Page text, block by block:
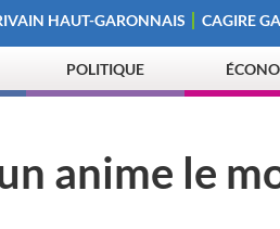
HAUT-GARONNAIS CAGIRE
POLITIQUE
anime le